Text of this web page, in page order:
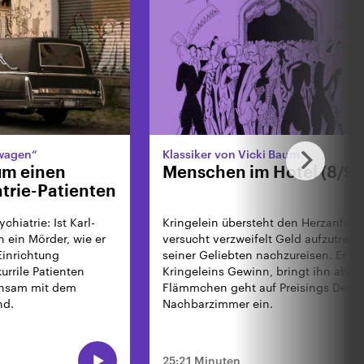
einen
Patienten
Ist Karl-
ein Mörder, wie er
Patienten
mit dem
Klassiker von Vicki Baum
Menschen im Hotel (8/9)
Kringelein übersteht den Herzanfall.
versucht verzweifelt Geld
seiner Geliebten nachzureisen. Er
Kringeleins Gewinn, bringt ihn aber
Flämmchen geht auf Preisings Deal
Nachbarzimmer ein.
25:21 Minuten